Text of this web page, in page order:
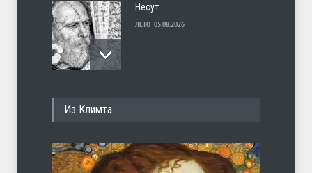
Несут
ЛЕТО 05.08.2026
Из Климта